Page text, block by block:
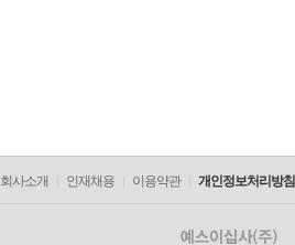
회사소개 인재채용 이용약관 개인정보처리방침